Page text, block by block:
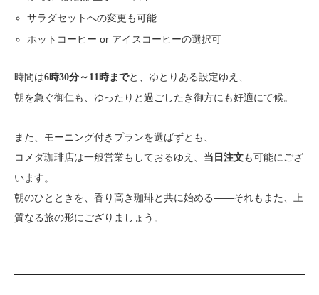
サラダセットへの変更も可能
ホットコーヒー or アイスコーヒーの選択可
時間は6時30分～11時までと、ゆとりある設定ゆえ、
朝を急ぐ御仁も、ゆったりと過ごしたき御方にも好適にて候。
また、モーニング付きプランを選ばずとも、
コメダ珈琲店は一般営業もしておるゆえ、 当日注文も可能にござ
います。
朝のひとときを、香り高き珈琲と共に始める――それもまた、上
質なる旅の形にござりましょう。